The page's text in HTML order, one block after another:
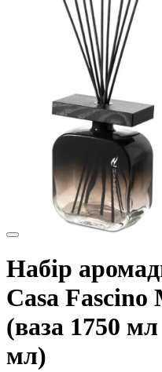
Набір
Casa
(ваза 1750
мл)